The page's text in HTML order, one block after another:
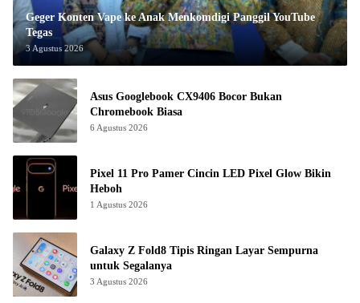
Geger Konten Vape ke Anak Menkomdigi Panggil YouTube
Tegas
3 Agustus 2026
Asus Googlebook CX9406 Bocor Bukan
Chromebook Biasa
6 Agustus 2026
Pixel 11 Pro Pamer Cincin LED Pixel Glow Bikin
Heboh
1 Agustus 2026
Galaxy Z Fold8 Tipis Ringan Layar Sempurna
untuk Segalanya
3 Agustus 2026